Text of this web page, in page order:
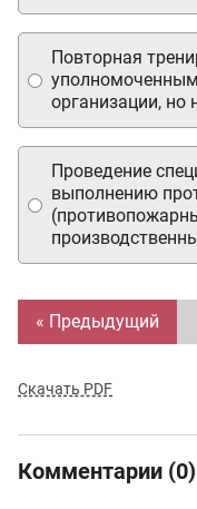
Повторная
организации, но
Проведение
выполнению
« Предыдущий
Скачать PDF
Комментарии (0)